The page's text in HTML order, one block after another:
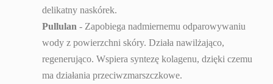
delikatny naskórek.
Pullulan - Zapobiega nadmiernemu odparowywaniu
wody z powierzchni skóry. Działa nawilżająco,
regenerująco. Wspiera syntezę kolagenu, dzięki czemu
ma działania przeciwzmarszczkowe.